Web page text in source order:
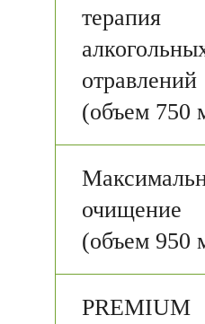
терапия
отравлений
(объем 750
очищение
(объем 950
PREMIUM